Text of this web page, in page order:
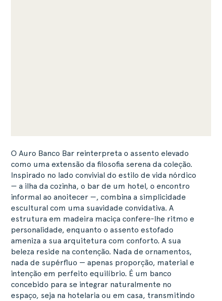
O Auro Banco Bar reinterpreta o assento elevado
como uma extensão da filosofia serena da coleção.
Inspirado no lado convivial do estilo de vida nórdico
— a ilha da cozinha, o bar de um hotel, o encontro
informal ao anoitecer —, combina a simplicidade
escultural com uma suavidade convidativa. A
estrutura em madeira maciça confere-lhe ritmo e
personalidade, enquanto o assento estofado
ameniza a sua arquitetura com conforto. A sua
beleza reside na contenção. Nada de ornamentos,
nada de supérfluo — apenas proporção, material e
intenção em perfeito equilíbrio. É um banco
concebido para se integrar naturalmente no
espaço, seja na hotelaria ou em casa, transmitindo